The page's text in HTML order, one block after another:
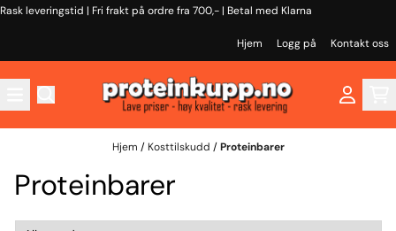
Hopp til innhold
Rask leveringstid | Fri frakt på ordre fra 700,- | Betal med Klarna
Hjem Logg på Kontakt oss
Hjem / Kosttilskudd /Proteinbarer
Proteinbarer